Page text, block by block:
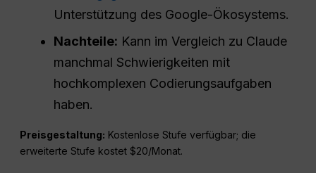
Unterstützung des Google-Ökosystems.
Nachteile: Kann im Vergleich zu Claude
manchmal Schwierigkeiten mit
hochkomplexen Codierungsaufgaben
haben.
Preisgestaltung: Kostenlose Stufe verfügbar; die
erweiterte Stufe kostet $20/Monat.